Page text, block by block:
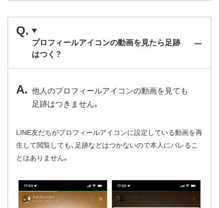
プロフィールアイコンの動画を見たら足跡
はつく？
他人のプロフィールアイコンの動画を見ても
足跡はつきません。
LINE友だちがプロフィールアイコンに設定している動画を再
生して閲覧しても、足跡などはつかないので本人にバレるこ
とはありません。